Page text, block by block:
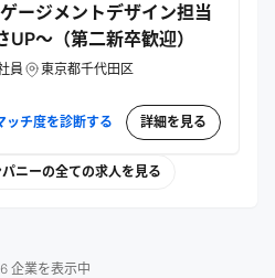
ージメントデザイン担当
～（第二新卒歓迎）
員 東京都千代田区
ッチ度を診断する 詳細を見る
ニーの全ての求人を見る
企業を表示中